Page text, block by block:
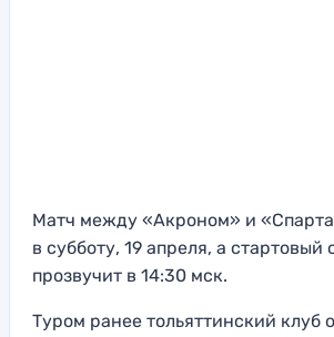
Матч между «Акроном» и
в субботу, 19 апреля, а стартовый
прозвучит в 14:30 мск.
Туром ранее тольяттинский клуб